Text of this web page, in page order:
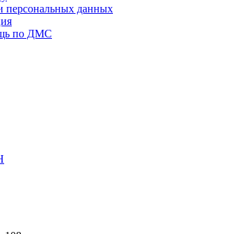
персональных данных
по ДМС